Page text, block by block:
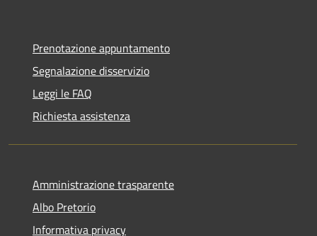
Prenotazione appuntamento
Segnalazione disservizio
Leggi le FAQ
Richiesta assistenza
Amministrazione trasparente
Albo Pretorio
Informativa privacy